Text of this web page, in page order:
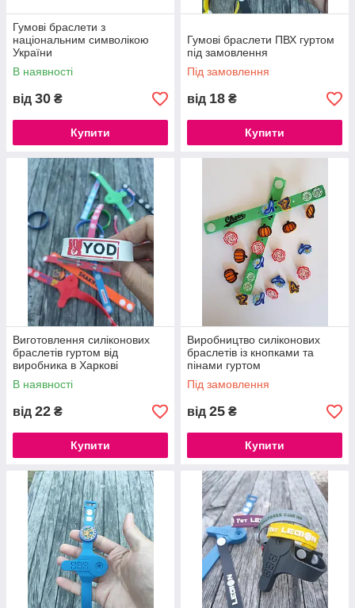
дозволяють грати з дизайном і створювати унікальні сувеніри.
Гумові браслети з
національним символікою
України
В наявності
від 30 ₴
Купити
Гумові браслети ПВХ гуртом
під замовлення
Під замовлення
від 18 ₴
Купити
Виготовлення силіконових
браслетів гуртом від
виробника в Харкові
В наявності
від 22 ₴
Купити
Виробництво силіконових
браслетів із кнопками та
пінами гуртом
Під замовлення
від 25 ₴
Купити